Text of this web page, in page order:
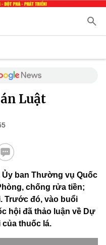
Luật
Ủy ban Thường vụ Quốc
chống rửa tiền;
Trước đó, vào buổi
hội đã thảo luận về Dự
của thuốc lá.